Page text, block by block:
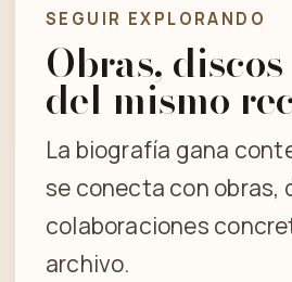
SEGUIR EXPLORANDO
Obras,
del mismo
La biografía gana
se conecta con obras,
colaboraciones
archivo.